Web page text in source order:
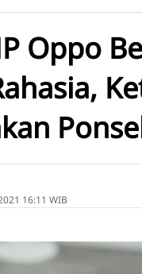
Oppo
16:11 WIB